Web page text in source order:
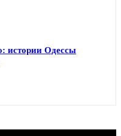
истории Одессы